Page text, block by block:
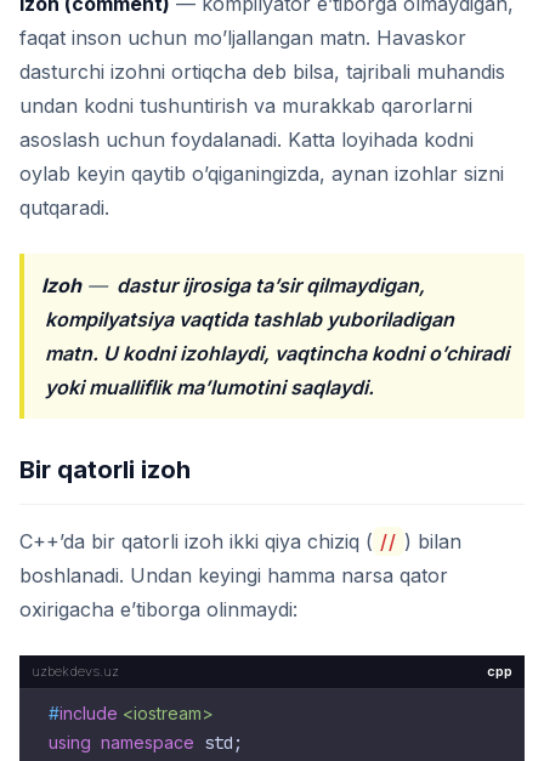
faqat inson uchun mo’ljallangan matn. Havaskor
dasturchi izohni ortiqcha deb bilsa, tajribali muhandis
undan kodni tushuntirish va murakkab qarorlarni
asoslash uchun foydalanadi. Katta loyihada kodni
oylab keyin qaytib o’qiganingizda, aynan izohlar sizni
qutqaradi.
Izoh— dastur ijrosiga ta’sir qilmaydigan,
kompilyatsiya vaqtida tashlab yuboriladigan
matn. U kodni izohlaydi, vaqtincha kodni o’chiradi
yoki mualliflik ma’lumotini saqlaydi.
Bir qatorli izoh
C++’da bir qatorli izoh ikki qiya chiziq ( // ) bilan
boshlanadi. Undan keyingi hamma narsa qator
oxirigacha e’tiborga olinmaydi:
cpp
#include <iostream>
using namespace std;